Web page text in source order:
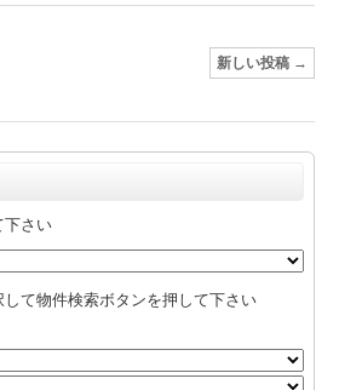
新しい投稿 →
下さい
て物件検索ボタンを押して下さい